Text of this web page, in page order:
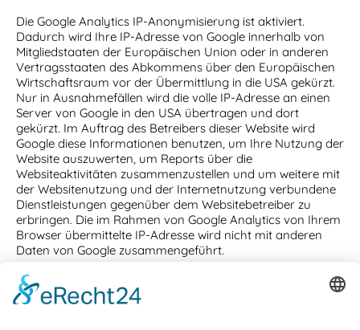
Die Google Analytics IP-Anonymisierung ist aktiviert.
Dadurch wird Ihre IP-Adresse von Google innerhalb von
Mitgliedstaaten der Europäischen Union oder in anderen
Vertragsstaaten des Abkommens über den Europäischen
Wirtschaftsraum vor der Übermittlung in die USA gekürzt.
Nur in Ausnahmefällen wird die volle IP-Adresse an einen
Server von Google in den USA übertragen und dort
gekürzt. Im Auftrag des Betreibers dieser Website wird
Google diese Informationen benutzen, um Ihre Nutzung der
Website auszuwerten, um Reports über die
Websiteaktivitäten zusammenzustellen und um weitere mit
der Websitenutzung und der Internetnutzung verbundene
Dienstleistungen gegenüber dem Websitebetreiber zu
erbringen. Die im Rahmen von Google Analytics von Ihrem
Browser übermittelte IP-Adresse wird nicht mit anderen
Daten von Google zusammengeführt.
BROWSER PLUGIN
Sie können die Erfassung und Verarbeitung Ihrer Daten